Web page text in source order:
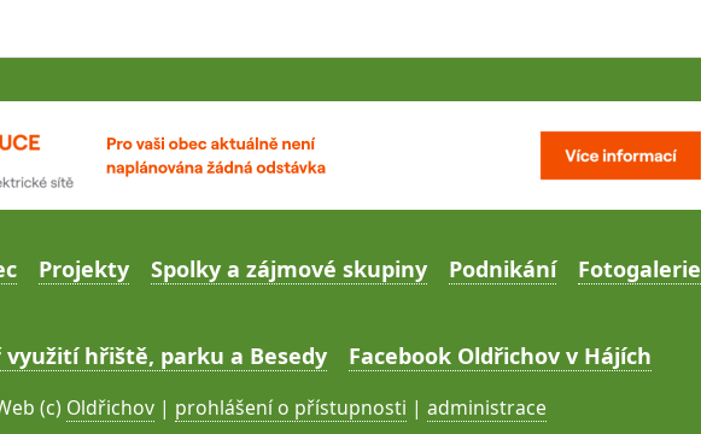
Projekty Spolky a zájmové skupiny Podnikání
Fotogalerie
využití hřiště, parku a Besedy
Facebook Oldřichov v Hájích
(c) Oldřichov| prohlášení o přístupnosti | administrace